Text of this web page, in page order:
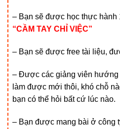
– Bạn sẽ được học thực
“CẦM TAY CHỈ VIỆC”
– Bạn sẽ được free tài liệu,
– Được các giảng viên hướng
làm được mới thôi, khó chỗ
bạn có thể hỏi bất cứ lúc nào.
– Bạn được mang bài ở công